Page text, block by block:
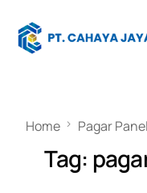
Home Pagar
Tag: